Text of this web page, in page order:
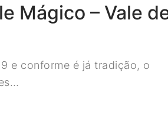
Mágico – Vale
e conforme é já tradição, o